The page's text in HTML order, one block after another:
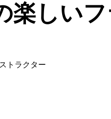
楽しい
トラクター